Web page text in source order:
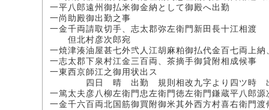
一平八郎遠州御払米御金納として御殿へ出勤
一尚助殿御出勤之事
一金千両請取切手、志太郡弥左衛門新田長十江相渡
但北村彦次郎宛
一焼津湊油屋甚七外弐人江胡麻粕御払代金百七両上
一志太郡下泉村江金三百両、茶摘手御貸附相成候事
一東西京師江之御用状出ス
四日 晴 出勤 規則相改九字より四ツ時 出
一篤太夫彦八柳左衛門忠左衛門徳左衛門鎌蔵平八郎
一金千六百両北国筋御買附御米其外西方村喜右衛門渡